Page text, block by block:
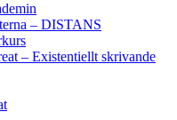
– DISTANS
– Existentiellt skrivande